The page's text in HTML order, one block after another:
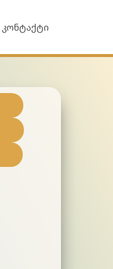
კონტაქტი